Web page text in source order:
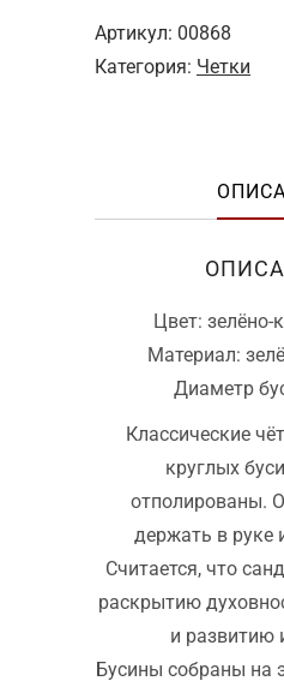
классические,
зелёный
Артикул: 00868
Категория: Четки
Цвет: зелёно-
Материал:
Диаметр
Классические
круглых
отполированы.
держать в руке
Считается, что
раскрытию
и развитию
Бусины собраны на